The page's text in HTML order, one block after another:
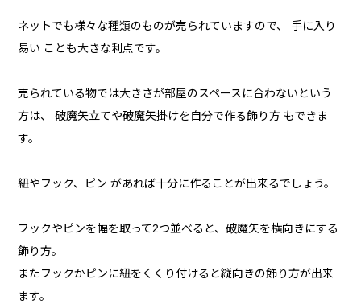
ネットでも様々な種類のものが売られていますので、 手に入り
易い ことも大きな利点です。
売られている物では大きさが部屋のスペースに合わないという
方は、 破魔矢立てや破魔矢掛けを自分で作る飾り方 もできま
す。
紐やフック、ピン があれば十分に作ることが出来るでしょう。
フックやピンを幅を取って2つ並べると、破魔矢を横向きにする
飾り方。
またフックかピンに紐をくくり付けると縦向きの飾り方が出来
ます。